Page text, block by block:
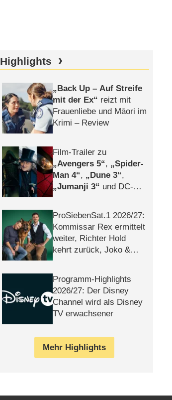
Highlights
Back Up – Auf Streife
mit der Ex
reizt mit
Frauenliebe und Māori im
Krimi – Review
Film-Trailer zu
Avengers 5 ,
Spider-
Man 4 , Dune 3 ,
Jumanji 3
und DC-
ProSiebenSat.1 2026/​27:
Kommissar Rex ermittelt
weiter, Richter Hold
kehrt zurück, Joko &
Programm-Highlights
2026/​27: Der Disney
Channel wird als Disney
TV erwachsener
Mehr Highlights